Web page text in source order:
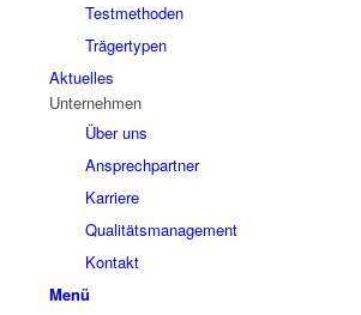
Testmethoden
Trägertypen
Aktuelles
Unternehmen
Über uns
Ansprechpartner
Karriere
Qualitätsmanagement
Kontakt
Menü